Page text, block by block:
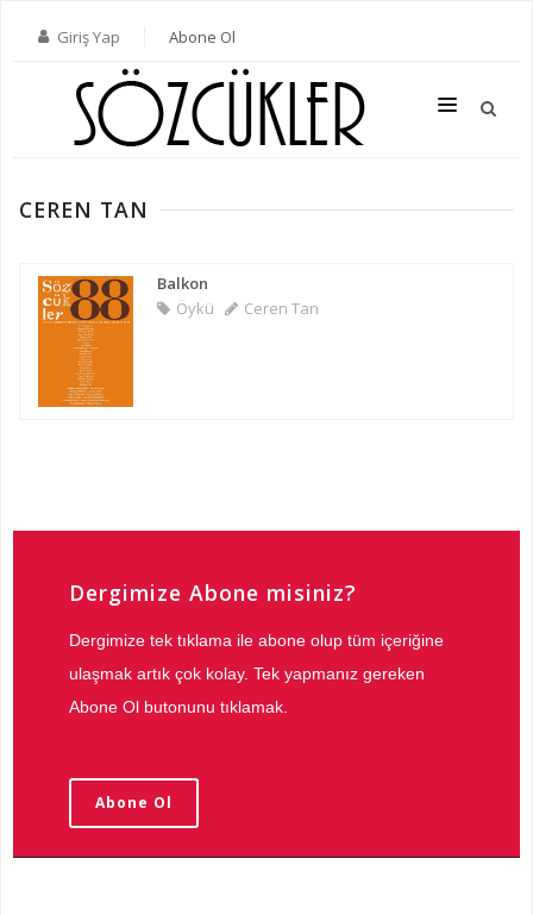
Giriş Yap Abone Ol
TÜM SAYILAR
KATEGORILER
YAZARLAR
ABONE OL
CEREN TAN
Balkon
Öykü
Ceren Tan
Dergimize Abone misiniz?
Dergimize tek tıklama ile abone olup tüm içeriğine
ulaşmak artık çok kolay. Tek yapmanız gereken
Abone Ol butonunu tıklamak.
Abone Ol